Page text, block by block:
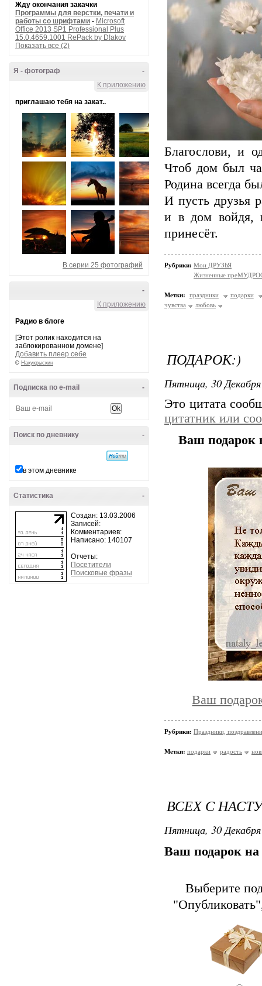
Жду окончания закачки
Программы для верстки, печати и
работы со шрифтами - Microsoft
Office 2013 SP1 Professional Plus
15.0.4659.1001 RePack by D!akov
Показать все (2)
-
Я - фотограф
К приложению
приглашаю тебя на закат..
В серии 25 фотографий
-
К приложению
Радио в блоге
[Этот ролик находится на
заблокированном домене]
Добавить плеер себе
© Накукрыскин
-
Подписка по e-mail
-
Поиск по дневнику
в этом дневнике
-
Статистика
Создан: 13.03.2006
Записей:
Комментариев:
Написано: 140107
Отчеты:
Посетители
Поисковые фразы
Благослови, и
Чтоб дом был
Родина всегда
И пусть друзья
и в дом войдя,
принесёт.
Рубрики: Мои ДРУЗЬЯ
Жизненные
Метки: праздники
подарки
чувства
любовь
ПОДАРОК:)
Пятница, 30
Это цитата
цитатник или
Ваш подарок
Ваш
Рубрики: Праздники,
Метки: подарки радость
ВСЕХ С
Пятница, 30
Ваш подарок
Выберите